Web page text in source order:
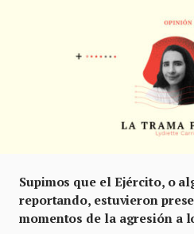
Supimos que el Ejército, o
reportando, estuvieron
momentos de la agresión a